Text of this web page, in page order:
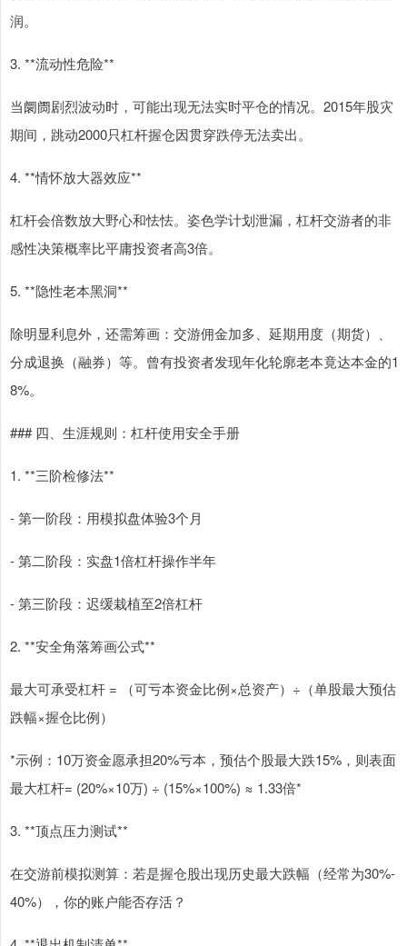
润。
3. **流动性危险**
当阛阓剧烈波动时，可能出现无法实时平仓的情况。2015年股灾
期间，跳动2000只杠杆握仓因贯穿跌停无法卖出。
4. **情怀放大器效应**
杠杆会倍数放大野心和怯怯。姿色学计划泄漏，杠杆交游者的非
感性决策概率比平庸投资者高3倍。
5. **隐性老本黑洞**
除明显利息外，还需筹画：交游佣金加多、延期用度（期货）、
分成退换（融券）等。曾有投资者发现年化轮廓老本竟达本金的1
8%。
### 四、生涯规则：杠杆使用安全手册
1. **三阶检修法**
- 第一阶段：用模拟盘体验3个月
- 第二阶段：实盘1倍杠杆操作半年
- 第三阶段：迟缓栽植至2倍杠杆
2. **安全角落筹画公式**
最大可承受杠杆 = （可亏本资金比例×总资产）÷（单股最大预估
跌幅×握仓比例）
*示例：10万资金愿承担20%亏本，预估个股最大跌15%，则表面
最大杠杆= (20%×10万) ÷ (15%×100%) ≈ 1.33倍*
3. **顶点压力测试**
在交游前模拟测算：若是握仓股出现历史最大跌幅（经常为30%-
40%），你的账户能否存活？